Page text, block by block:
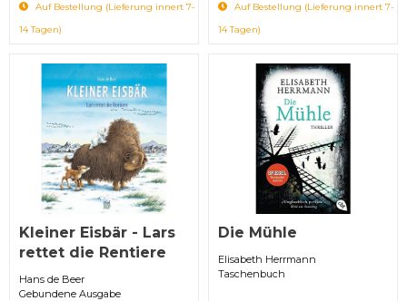
Auf Bestellung (Lieferung innert 7-
14 Tagen)
Auf Bestellung (Lieferung innert 7-
14 Tagen)
Kleiner Eisbär - Lars
rettet die Rentiere
Hans de Beer
Gebundene Ausgabe
Die Mühle
Elisabeth Herrmann
Taschenbuch